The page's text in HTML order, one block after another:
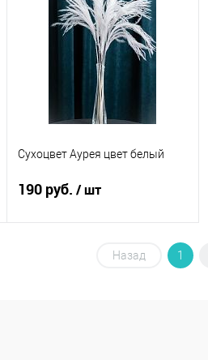
Купить в 1 клик
Сравнение
В избранное
В наличии
Сухоцвет Аурея цвет белый
190 руб. / шт
В корзину
Назад 1